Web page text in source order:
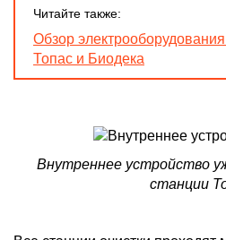
Читайте также:
Обзор
Топас и Биодека
Внутреннее устройство
станции